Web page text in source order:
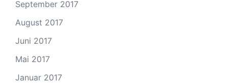
September 2017
August 2017
Juni 2017
Mai 2017
Januar 2017